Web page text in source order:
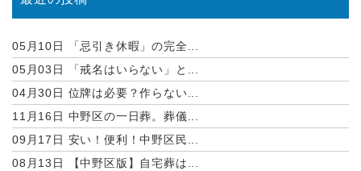
05月10日
「忌引き休暇」の完全...
05月03日
「戒名はいらない」と...
04月30日 位牌は必要？作らない...
11月16日 中野区の一日葬。葬儀...
09月17日 安い！便利！中野区民...
08月13日
【中野区版】自宅葬は...